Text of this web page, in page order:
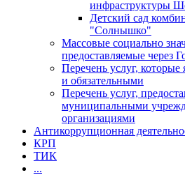
инфраструктуры
Детский сад
"Солнышко"
Массовые социально
предоставляемые через
Перечень услуг,
и обязательными
Перечень услуг,
муниципальными
организациями
Антикоррупционная
КРП
ТИК
...